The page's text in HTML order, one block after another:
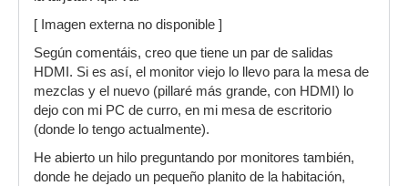
[ Imagen externa no disponible ]
Según comentáis, creo que tiene un par de salidas
HDMI. Si es así, el monitor viejo lo llevo para la mesa de
mezclas y el nuevo (pillaré más grande, con HDMI) lo
dejo con mi PC de curro, en mi mesa de escritorio
(donde lo tengo actualmente).
He abierto un hilo preguntando por monitores también,
donde he dejado un pequeño planito de la habitación,